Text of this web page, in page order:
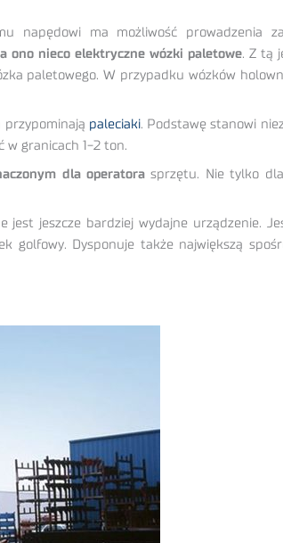
napędowi ma możliwość prowadzenia
ono nieco elektryczne wózki paletowe. Z tą
paletowego. W przypadku wózków
przypominają paleciaki. Podstawę stanowi
w granicach 1-2 ton.
dla operatora sprzętu. Nie tylko
jeszcze bardziej wydajne urządzenie.
Dysponuje także największą